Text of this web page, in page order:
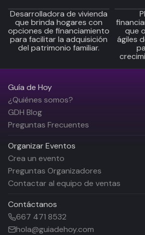
Desarrolladora de vivienda
que brinda hogares con
opciones de financiamiento
para facilitar la adquisición
del patrimonio familiar.
que
ágiles
Guía de Hoy
¿Quiénes somos?
GDH Blog
Preguntas Frecuentes
Organizar Eventos
Crea un evento
Preguntas Organizadores
Contactar al equipo de ventas
Contáctanos
667 471 8532
hola@guiadehoy.com